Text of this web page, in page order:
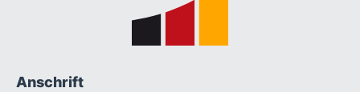
Anschrift